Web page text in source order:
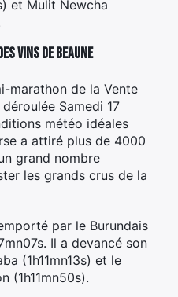
et Mulit Newcha
Vins de Beaune
marathon de la Vente
Samedi 17
météo idéales
a attiré plus de 4000
grand nombre
les grands crus de la
par le Burundais
Il a devancé son
(1h11mn13s) et le
(1h11mn50s).